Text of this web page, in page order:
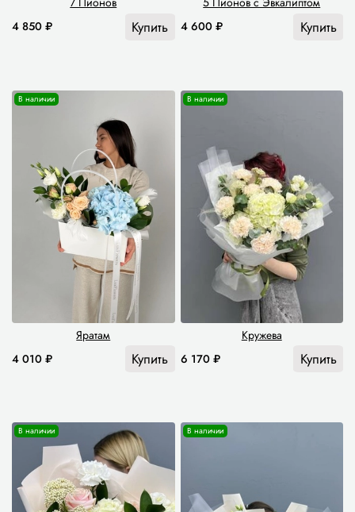
4 850 ₽
Купить
4 600 ₽
Купить
В наличии
Яратам
4 010 ₽
Купить
В наличии
Кружева
6 170 ₽
Купить
В наличии В наличии